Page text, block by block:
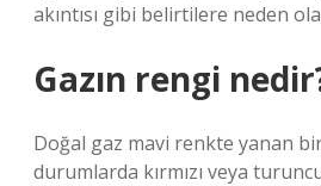
akıntısı gibi belirtilere neden
Gazın rengi
Doğal gaz mavi renkte yanan bir
durumlarda kırmızı veya